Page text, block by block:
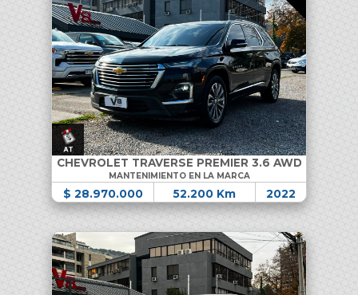
CHEVROLET TRAVERSE PREMIER 3.6 AWD
MANTENIMIENTO EN LA MARCA
$ 28.970.000 52.200 Km 2022